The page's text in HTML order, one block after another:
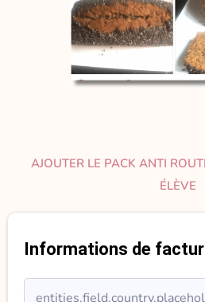
AJOUTER LE PACK ANTI
ÉLÈVE
Informations de